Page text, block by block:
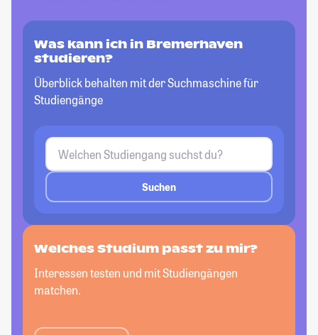
Was kann ich in Bremerhaven
studieren?
Überblick behalten mit der Suchmaschine für
Studiengänge
Suchen
Welches Studium passtzu mir?
Interessen testen und mit Studiengängen
matchen.